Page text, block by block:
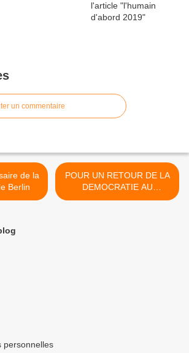
un commentaire
Berlin
POUR UN RETOUR DE LA
DEMOCRATIE AU
HONDURAS >
personnelles